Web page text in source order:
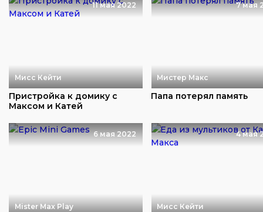
11 мая 2022
Мисс Кейти
Пристройка к домику с
Максом и Катей
7 мая
Мистер Макс
Папа потерял память
6 мая 2022
Mister Max Play
4 мая
Мисс Кейти